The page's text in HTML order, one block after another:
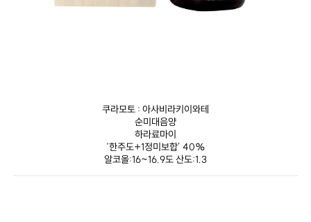
쿠라모토 : 아사비라키이와테
순미대음양
하라료마이
‘한주도+1정미보합’ 40%
알코올:16~16.9도 산도:1.3